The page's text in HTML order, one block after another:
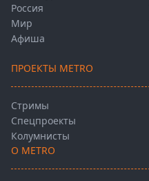
Россия
Мир
Афиша
ПРОЕКТЫ METRO
Стримы
Спецпроекты
Колумнисты
О METRO